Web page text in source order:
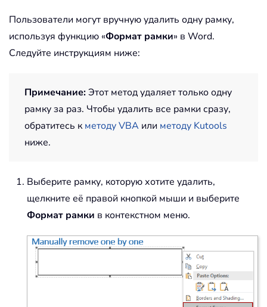
Пользователи могут вручную удалить одну рамку,
используя функцию «Формат рамки» в Word.
Следуйте инструкциям ниже:
Примечание:Этот метод удаляет только одну
рамку за раз. Чтобы удалить все рамки сразу,
обратитесь кметоду VBA или методу Kutools
ниже.
Выберите рамку, которую хотите удалить,
щелкните её правой кнопкой мыши и выберите
Формат рамки в контекстном меню.